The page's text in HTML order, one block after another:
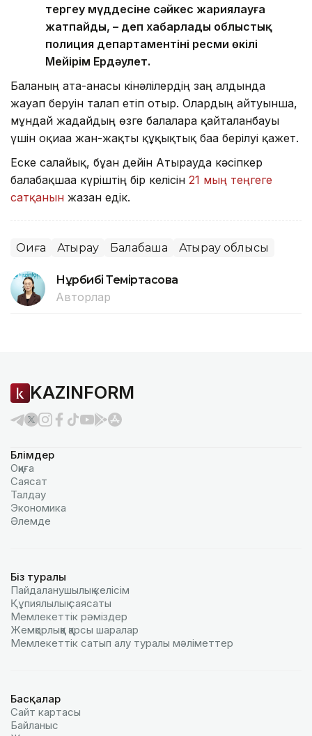
тергеу мүддесіне сәйкес жариялауға
жатпайды, – деп хабарлады облыстық
полиция департаментінің ресми өкілі
Мейірім Ердәулет.
Баланың ата-анасы кінәлілердің заң алдында
жауап беруін талап етіп отыр. Олардың айтуынша,
мұндай жағдайдың өзге балаларға қайталанбауы
үшін оқиғаға жан-жақты құқықтық баға берілуі қажет.
Еске салайық, бұған дейін Атырауда кәсіпкер
балабақшаға күріштің бір келісін 21 мың теңгеге
сатқанын жазған едік.
Оқиға Атырау Балабақша Атырау облысы
Нұрбибі Теміртасова
Авторлар
KAZINFORM
Бөлімдер
Оқиға
Саясат
Талдау
Экономика
Әлемде
Біз туралы
Пайдаланушылық келiciм
Құпиялылық саясаты
Мемлекеттік рәміздер
Жемқорлыққа қарсы шаралар
Мемлекеттік сатып алу туралы мәлiметтер
Басқалар
Сайт картасы
Байланыс